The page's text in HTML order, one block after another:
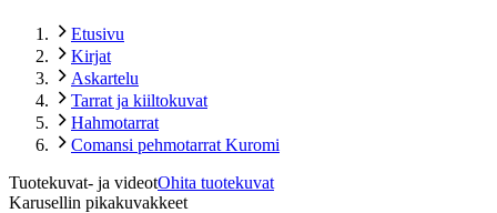
Etusivu
Kirjat
Askartelu
Tarrat ja kiiltokuvat
Hahmotarrat
Comansi pehmotarrat Kuromi
Tuotekuvat- ja videotOhita tuotekuvat
Karusellin pikakuvakkeet